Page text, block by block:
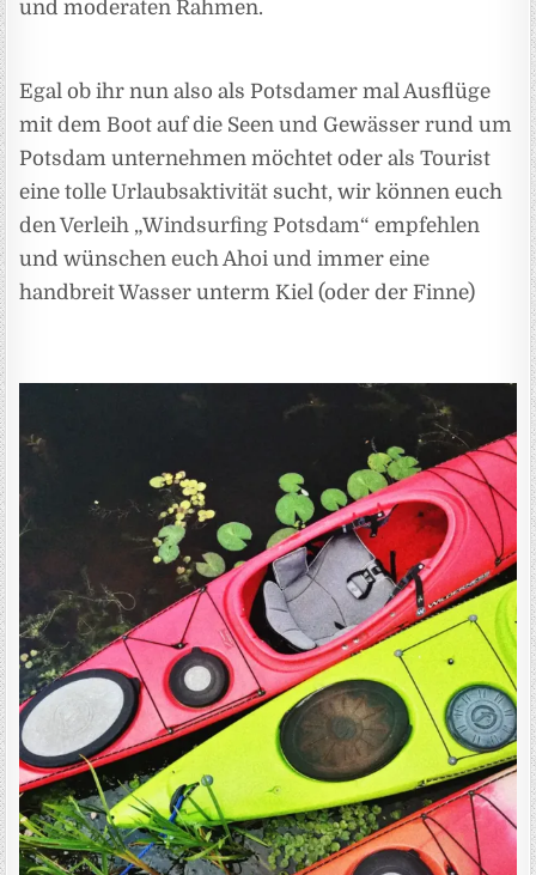
und moderaten Rahmen.
Egal ob ihr nun also als Potsdamer mal Ausflüge
mit dem Boot auf die Seen und Gewässer rund um
Potsdam unternehmen möchtet oder als Tourist
eine tolle Urlaubsaktivität sucht, wir können euch
den Verleih „Windsurfing Potsdam“ empfehlen
und wünschen euch Ahoi und immer eine
handbreit Wasser unterm Kiel (oder der Finne)